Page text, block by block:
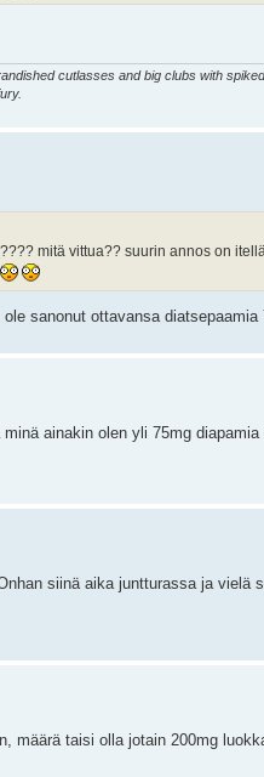
cutlasses and big clubs with
mitä vittua?? suurin annos on
sanonut ottavansa
ainakin olen yli 75mg
siinä aika juntturassa ja
määrä taisi olla jotain 200mg